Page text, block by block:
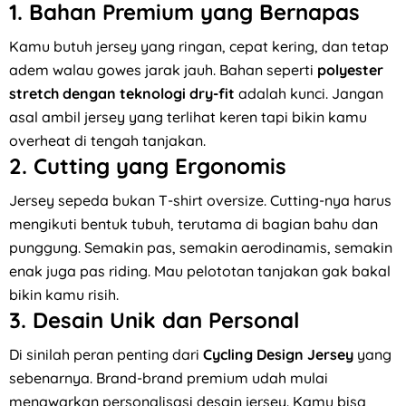
1. Bahan Premium yang Bernapas
Kamu butuh jersey yang ringan, cepat kering, dan tetap
adem walau gowes jarak jauh. Bahan seperti polyester
stretch dengan teknologi dry-fit adalah kunci. Jangan
asal ambil jersey yang terlihat keren tapi bikin kamu
overheat di tengah tanjakan.
2. Cutting yang Ergonomis
Jersey sepeda bukan T-shirt oversize. Cutting-nya harus
mengikuti bentuk tubuh, terutama di bagian bahu dan
punggung. Semakin pas, semakin aerodinamis, semakin
enak juga pas riding. Mau pelototan tanjakan gak bakal
bikin kamu risih.
3. Desain Unik dan Personal
Di sinilah peran penting dari Cycling Design Jersey yang
sebenarnya. Brand-brand premium udah mulai
menawarkan personalisasi desain jersey. Kamu bisa